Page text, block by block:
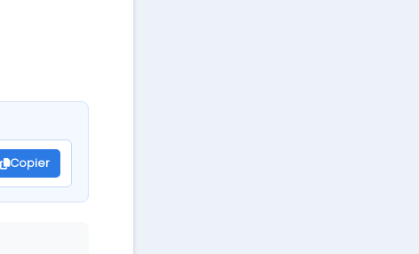
Copier